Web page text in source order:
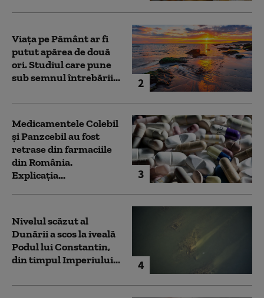
2
Viața pe Pământ ar fi
putut apărea de două
ori. Studiul care pune
sub semnul întrebării...
3
Medicamentele Colebil
și Panzcebil au fost
retrase din farmaciile
din România.
Explicația...
4
Nivelul scăzut al
Dunării a scos la iveală
Podul lui Constantin,
din timpul Imperiului...